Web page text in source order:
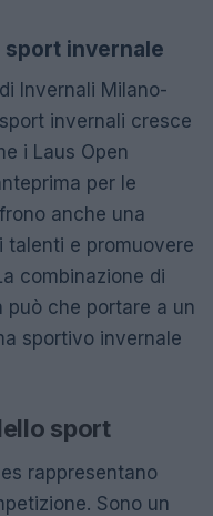
invernale
Invernali Milano-
invernali cresce
i Laus Open
per le
anche una
talenti e promuovere
combinazione di
può che portare a un
sportivo invernale
sport
rappresentano
Sono un